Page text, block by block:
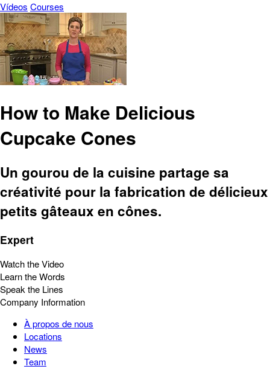
Vídeos Courses
How to Make Delicious
Cupcake Cones
Un gourou de la cuisine partage sa
créativité pour la fabrication de délicieux
petits gâteaux en cônes.
Expert
Watch the Video
Learn the Words
Speak the Lines
Company Information
À propos de nous
Locations
News
Team